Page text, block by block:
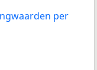
per